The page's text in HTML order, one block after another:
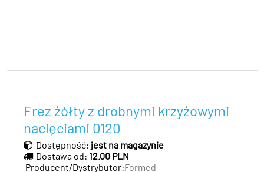
Frez żółty z drobnymi krzyżowymi
nacięciami 0120
Dostępność: jest na magazynie
Dostawa od: 12.00 PLN
Producent/Dystrybutor:Formed